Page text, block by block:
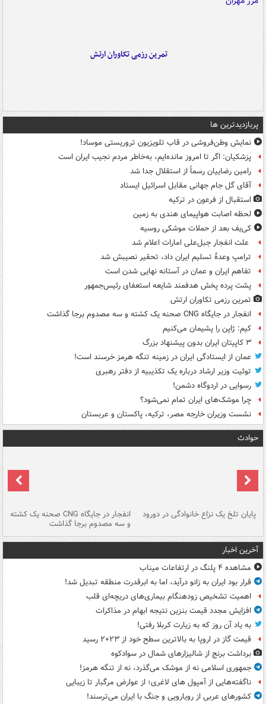
تمرین رزمی تکاوران ارتش
پربازدیدترین ها
نمایش وطن‌فروشی در قاب تلویزیون تروریستی موساد!
پزشکیان: اگر تا امروز مانده‌ایم، به‌خاطر مردم نجیب ایران است
رامین رضاییان رسماً از استقلال جدا شد
آقای گل جام جهانی مقابل اسرائیل ایستاد
استقبال از فرعون در ترکیه
لحظه اصابت هواپیمای هندی به زمین
کی‌یف بعد از حملات موشکی روسیه
علت انفجار جبل‌علی امارات اعلام شد
ترامپ وعدۀ تسلیم ایران داد، تحقیر نصیبش شد
تفاهم ایران و عمان در آستانه نهایی شدن است
پشت پرده پخش هدفمند شایعه استعفای رئیس‌جمهور
تمرین رزمی تکاوران ارتش
انفجار در جایگاه CNG صحنه یک کشته و سه مصدوم برجا گذاشت
کیم: ژاپن را پشیمان می‌کنیم
۳ کاپیتان ایران بدون پیشنهاد بزرگ
عمان از ایستادگی ایران در زمینه تنگه هرمز خرسند است!
توئیت وزیر ارشاد درباره یک تکذیبیه از دفتر رهبری
رسوایی در اردوگاه دشمن!
چرا موشک‌های ایران تمام نمی‌شود؟
نشست وزیران خارجه مصر، ترکیه، پاکستان و عربستان
حوادث
پایان تلخ یک نزاع خانوادگی در دورود انفجار در جایگاه CNG صحنه یک کشته
و سه مصدوم برجا گذاشت
آخرین اخبار
مشاهده ۴ پلنگ در ارتفاعات میناب
قرار بود ایران به زانو درآید، اما به ابرقدرت منطقه تبدیل شد!
اهمیت تشخیص زودهنگام بیماری‌های دریچه‌ای قلب
افزایش مجدد قیمت بنزین نتیجه ابهام در مذاکرات
به یاد آن روز که به زیارت کربلا رفتی!
قیمت گاز در اروپا به بالاترین سطح خود از ۲۰۲۳ رسید
برداشت برنج از شالیزارهای شمال در سوادکوه
جمهوری اسلامی نه از موشک می‌گذرد، نه از تنگه هرمز!
ناگفته‌هایی از آمپول های لاغری؛ از عوارض مرگبار تا زیبایی
کشورهای عربی از رویارویی و جنگ با ایران می‌ترسند!